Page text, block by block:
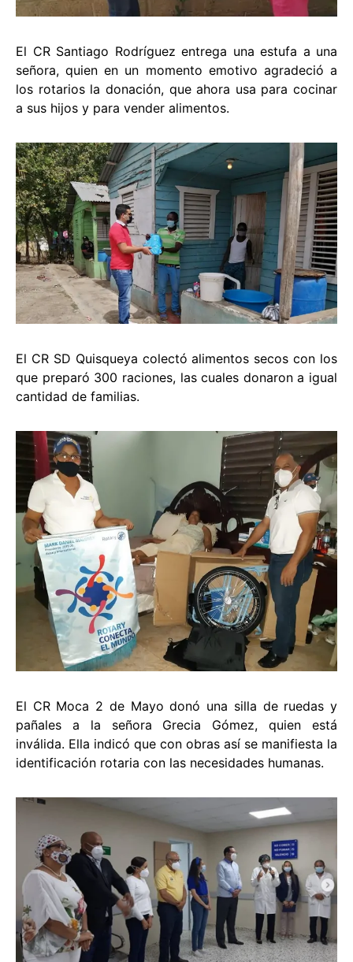
El CR Santiago Rodríguez entrega una estufa a una
señora, quien en un momento emotivo agradeció a
los rotarios la donación, que ahora usa para cocinar
a sus hijos y para vender alimentos.
El CR SD Quisqueya colectó alimentos secos con los
que preparó 300 raciones, las cuales donaron a igual
cantidad de familias.
El CR Moca 2 de Mayo donó una silla de ruedas y
pañales a la señora Grecia Gómez, quien está
inválida. Ella indicó que con obras así se manifiesta la
identificación rotaria con las necesidades humanas.